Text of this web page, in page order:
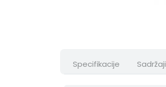
Specifikacije Sadržaji